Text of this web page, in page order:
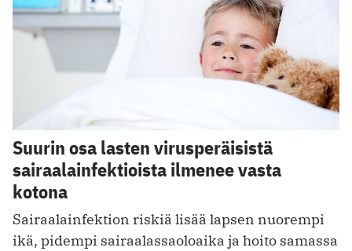
Suurin osa lasten virusperäisistä
sairaalainfektioista ilmenee vasta
kotona
Sairaalainfektion riskiä lisää lapsen nuorempi
ikä, pidempi sairaalassaoloaika ja hoito samassa